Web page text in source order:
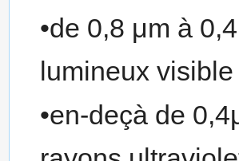
•de 0,8 μm à
lumineux
•en-deçà de